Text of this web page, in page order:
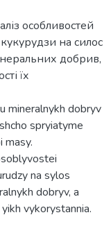
особливостей
на силос
добрив,
їх
mineralnykh dobryv
spryiatyme
masy.
na sylos
dobryv, a
vykorystannia.